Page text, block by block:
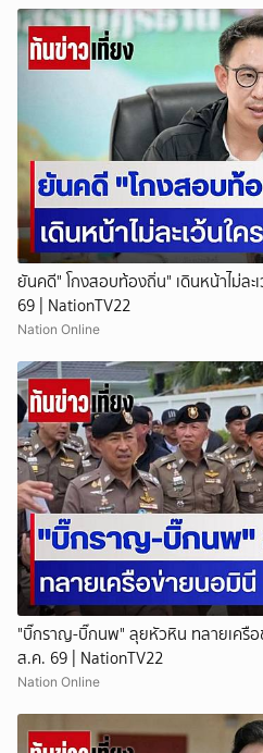
ยันคดี" โกงสอบท้องถิ่น" เดินหน้าไม่ละ
69 | NationTV22
Nation Online
"บิ๊กราญ-บิ๊กนพ" ลุยหัวหิน ทลายเครื
ส.ค. 69 | NationTV22
Nation Online